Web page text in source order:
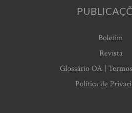
Boletim
Revista
Glossário OA |
Política de